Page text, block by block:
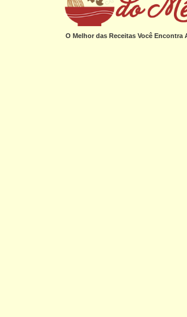
O Melhor das Receitas Você Encontra